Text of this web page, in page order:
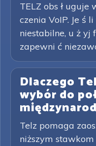
TELZ obs ł uguje
czenia VoIP. Je ś
niestabilne, u ż yj
zapewni ć
Dlaczego
wybór do
Telz pomaga
niższym